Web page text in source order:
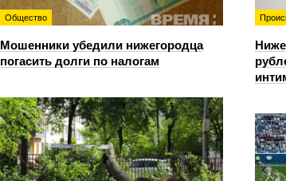
Общество
Мошенники убедили нижегородца
погасить долги по налогам